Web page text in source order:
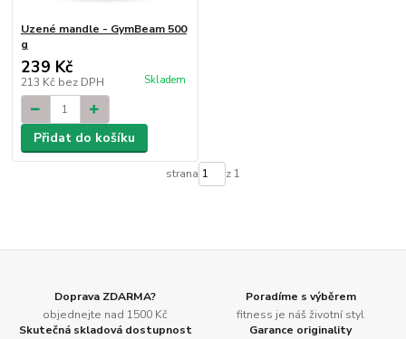
Uzené mandle - GymBeam 500
g
239 Kč
213 Kč bez DPH Skladem
Přidat do košíku
strana z 1
Doprava ZDARMA?
objednejte nad 1500 Kč
Poradíme s výběrem
fitness je náš životní styl
Skutečná skladová dostupnost
Garance originality